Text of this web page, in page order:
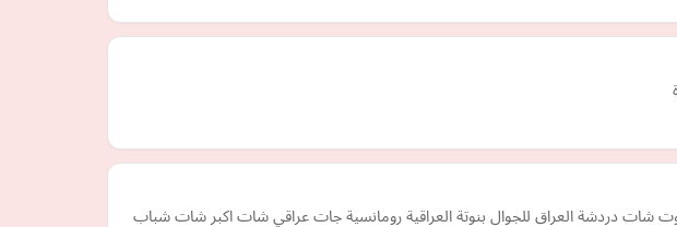
شات دردشة العراق للجوال بنوتة العراقية رومانسية جات عراقي شات اكبر شات شباب